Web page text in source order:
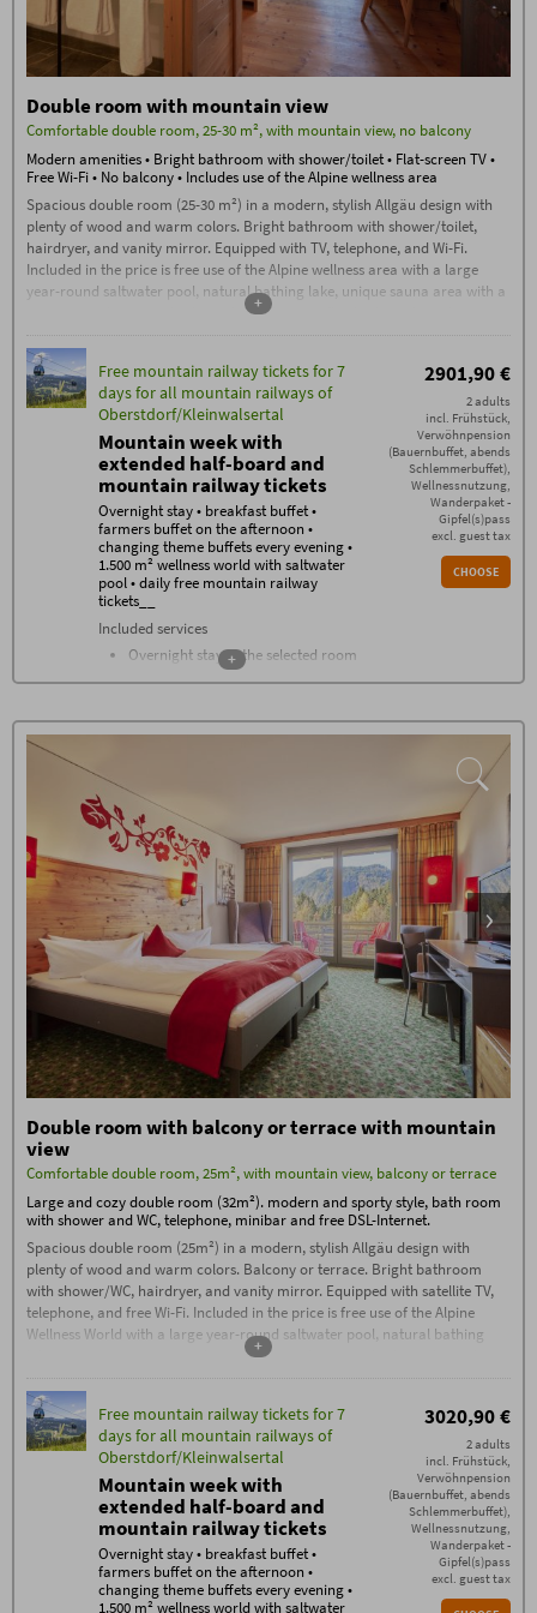
Double room with mountain view
Comfortable double room, 25-30 m², with mountain view, no balcony
Modern amenities • Bright bathroom with shower/toilet • Flat-screen TV •
Free Wi-Fi • No balcony • Includes use of the Alpine wellness area
Spacious double room (25-30 m²) in a modern, stylish Allgäu design with
plenty of wood and warm colors. Bright bathroom with shower/toilet,
hairdryer, and vanity mirror. Equipped with TV, telephone, and Wi-Fi.
Included in the price is free use of the Alpine wellness area with a large
year-round saltwater pool, natural bathing lake, unique sauna area with a
sauna complex, stone bath, traditional sauna, flax bath, and much more.
+
Free mountain railway tickets for 7
days for all mountain railways of
Oberstdorf/Kleinwalsertal
Mountain week with
extended half-board and
mountain railway tickets
Overnight stay • breakfast buffet •
farmers buffet on the afternoon •
changing theme buffets every evening •
1.500 m² wellness world with saltwater
pool • daily free mountain railway
tickets__
Included services
Overnight stay in the selected room
components from 07.30 - 11
Farmers buffet on the afternoon
1.500 m² wellness world with heated
saltwater pool, sauna, stone bath,
flax bath, bread bake sauna,
shower, wellness living room, room
of silence, panoramic relaxing
room, relaxing room with water
beds, green garden oasis
In summer: natural swimming lake
Gym with the latest devices from
Technogym
Daily stone water from Oberstdorf,
tea, sauna bread at the wellness bar
High-class guest program with
group hikes, cabin evenings and live
Free mountain railway tickets for 7
mountain railways at
Oberstdorf/Kleinwalsertal
Booking conditions
TheBooking Conditions (PDF) of Hotel Oberstdorf,
Reute 20, D-87561 Oberstdorf, apply.
Check-in from 3:00 PM. If you arrive after
11:00 PM, please contact us by phone on
the day of arrival.
Check-out by 11:00 AM
Additional conditions
No deposit required – 70% cancellation fee applies
from the date of booking, except in the case of re-
letting. Cancellations must be made in writing via
email (exclusively to info@hotel-oberstdorf.de).
We recommend taking out travel cancellation
insurance.
Free mountain railway tickets daily
The mountain railway ticket is valid for a maximum
of 7 consecutive days – even for longer stays.
For children up to 6 years old staying in their
parents' room, daily mountain railway tickets are
free. For a child aged 7-16, daily free mountain
+
2901,90 €
2 adults
incl. Frühstück,
Verwöhnpension
(Bauernbuffet, abends
Schlemmerbuffet),
Wellnessnutzung,
Wanderpaket -
Gipfel(s)pass
excl. guest tax
CHOOSE
Double room with balcony or terrace with mountain
view
Comfortable double room, 25m², with mountain view, balcony or terrace
Large and cozy double room (32m²). modern and sporty style, bath room
with shower and WC, telephone, minibar and free DSL-Internet.
Spacious double room (25m²) in a modern, stylish Allgäu design with
plenty of wood and warm colors. Balcony or terrace. Bright bathroom
with shower/WC, hairdryer, and vanity mirror. Equipped with satellite TV,
telephone, and free Wi-Fi. Included in the price is free use of the Alpine
Wellness World with a large year-round saltwater pool, natural bathing
lake, unique sauna area with a sauna complex, stone bath, traditional
+
Free mountain railway tickets for 7
days for all mountain railways of
Oberstdorf/Kleinwalsertal
Mountain week with
extended half-board and
mountain railway tickets
Overnight stay • breakfast buffet •
farmers buffet on the afternoon •
changing theme buffets every evening •
1.500 m² wellness world with saltwater
3020,90 €
2 adults
incl. Frühstück,
Verwöhnpension
(Bauernbuffet, abends
Schlemmerbuffet),
Wellnessnutzung,
Wanderpaket -
Gipfel(s)pass
excl. guest tax